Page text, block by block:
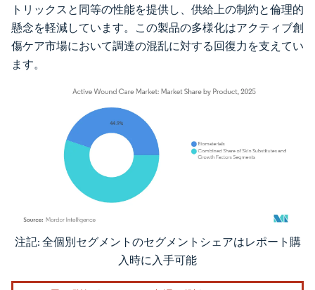
トリックスと同等の性能を提供し、供給上の制約と倫理的
懸念を軽減しています。この製品の多様化はアクティブ創
傷ケア市場において調達の混乱に対する回復力を支えてい
ます。
画像 © Mordor Intelligence。再利用にはCC BY 4.0の表示が必要です。
注記: 全個別セグメントのセグメントシェアはレポート購
入時に入手可能